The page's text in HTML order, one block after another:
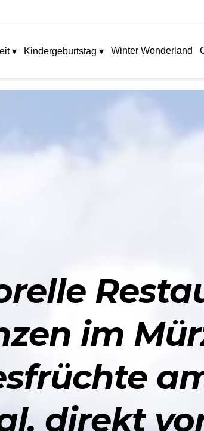
▾ Kindergeburtstag ▾ Winter Wonderland
im
direkt